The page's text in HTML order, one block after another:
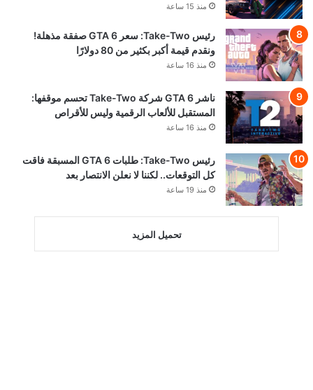
منذ 15 ساعة
رئيس Take-Two: سعر GTA 6 صفقة مذهلة!
ونقدم قيمة أكبر بكثير من 80 دولارًا
منذ 16 ساعة
ناشر GTA 6 شركة Take-Two تحسم موقفها:
المستقبل للألعاب الرقمية وليس للأقراص
منذ 16 ساعة
رئيس Take-Two: طلبات GTA 6 المسبقة فاقت
كل التوقعات.. لكننا لا نعلن الانتصار بعد
منذ 19 ساعة
تحميل المزيد